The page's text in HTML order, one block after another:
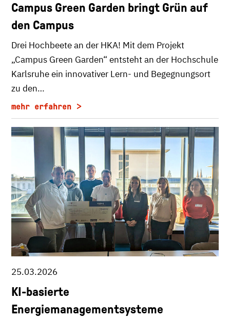
Campus Green Garden bringt Grün auf
den Campus
Drei Hochbeete an der HKA! Mit dem Projekt
„Campus Green Garden“ entsteht an der Hochschule
Karlsruhe ein innovativer Lern- und Begegnungsort
zu den…
mehr erfahren
25.03.2026
KI-basierte
Energiemanagementsysteme